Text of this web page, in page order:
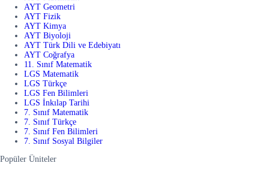
AYT Geometri
AYT Fizik
AYT Kimya
AYT Biyoloji
AYT Türk Dili ve Edebiyatı
AYT Coğrafya
11. Sınıf Matematik
LGS Matematik
LGS Türkçe
LGS Fen Bilimleri
LGS İnkılap Tarihi
7. Sınıf Matematik
7. Sınıf Türkçe
7. Sınıf Fen Bilimleri
7. Sınıf Sosyal Bilgiler
Popüler Üniteler